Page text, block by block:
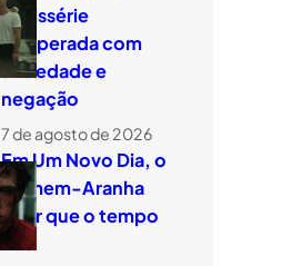
minissérie
temperada com
ansiedade e
negação
7 de agosto de 2026
Em Um Novo Dia, o
Homem-Aranha
quer que o tempo
voe